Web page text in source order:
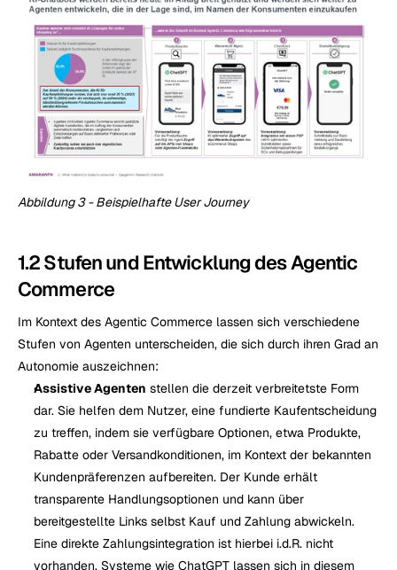
Abbildung 3 - Beispielhafte User Journey
1.2 Stufen und Entwicklung des Agentic
Commerce
Im Kontext des Agentic Commerce lassen sich verschiedene
Stufen von Agenten unterscheiden, die sich durch ihren Grad an
Autonomie auszeichnen:
Assistive Agenten stellen die derzeit verbreitetste Form
dar. Sie helfen dem Nutzer, eine fundierte Kaufentscheidung
zu treffen, indem sie verfügbare Optionen, etwa Produkte,
Rabatte oder Versandkonditionen, im Kontext der bekannten
Kundenpräferenzen aufbereiten. Der Kunde erhält
transparente Handlungsoptionen und kann über
bereitgestellte Links selbst Kauf und Zahlung abwickeln.
Eine direkte Zahlungsintegration ist hierbei i.d.R. nicht
vorhanden. Systeme wie ChatGPT lassen sich in diesem